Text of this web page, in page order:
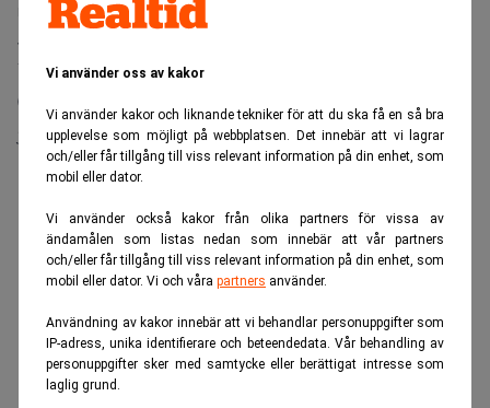
Vi använder oss av kakor
Vi använder kakor och liknande tekniker för att du ska få en så bra
upplevelse som möjligt på webbplatsen. Det innebär att vi lagrar
och/eller får tillgång till viss relevant information på din enhet, som
mobil eller dator.
Vi använder också kakor från olika partners för vissa av
ändamålen som listas nedan som innebär att vår partners
och/eller får tillgång till viss relevant information på din enhet, som
mobil eller dator. Vi och våra partners använder.
Användning av kakor innebär att vi behandlar personuppgifter som
IP-adress, unika identifierare och beteendedata. Vår behandling av
personuppgifter sker med samtycke eller berättigat intresse som
laglig grund.
Koncernens kassaflöde från den löpande verksamheten uppgick till 7,3 MSEK (-7,8).
Jan Bengtsson
VD
073-6006810
jan.bengtsson@ngsgroup.se
ANNONS